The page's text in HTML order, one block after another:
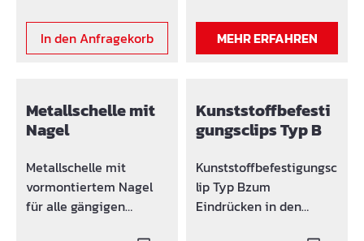
ca. 100 min bei 20°C
Verpackung:1 Liter
250 mL Komponente B
Versandgewicht 1,3 kg
In den Anfragekorb MEHR ERFAHREN
Metallschelle mit
Nagel
Metallschelle mit
vormontiertem Nagel
für alle gängigen
Kunststoffbefesti
gungsclips Typ B
Kunststoffbefestigungsc
lip Typ Bzum
Eindrücken in den